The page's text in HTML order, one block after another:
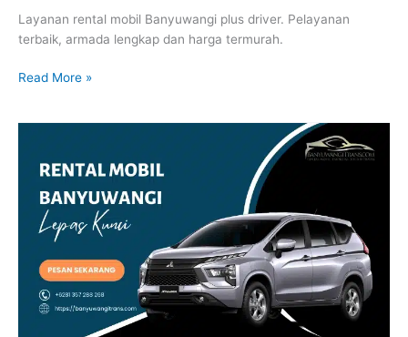
Layanan rental mobil Banyuwangi plus driver. Pelayanan
terbaik, armada lengkap dan harga termurah.
Read More »
Banyuwangi
Lepas
Kunci
Perjalanan
Anda